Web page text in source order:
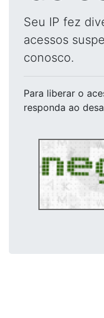
Seu IP fez
acessos
conosco.
Para liberar o
responda ao